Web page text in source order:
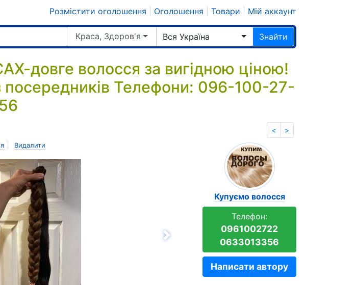
Розмістити оголошення Оголошення Товари Мій аккаунт
Краса, Здоров'я Вся Україна Знайти
довге волосся за вигідною ціною!
посередників Телефони: 096-100-27-
< >
Видалити
Купуємо волосся
Телефон:
0961002722
0633013356
Написати автору